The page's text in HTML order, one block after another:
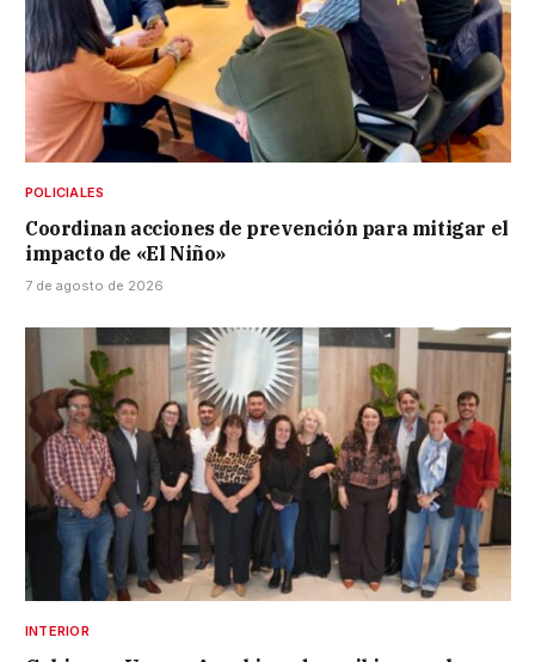
POLICIALES
Coordinan acciones de prevención para mitigar el
impacto de «El Niño»
7 de agosto de 2026
INTERIOR